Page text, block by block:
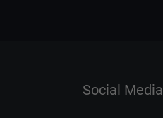
Social Media